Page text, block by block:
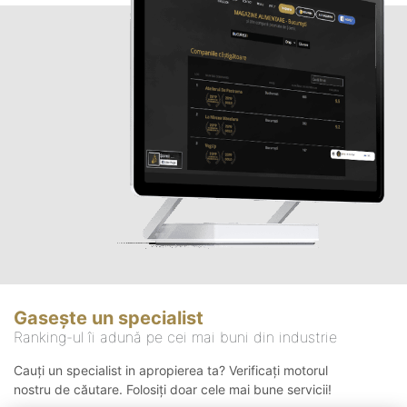
Gasește un specialist
Ranking-ul îi adună pe cei mai buni din industrie
Cauți un specialist in apropierea ta? Verificați motorul
nostru de căutare. Folosiți doar cele mai bune servicii!